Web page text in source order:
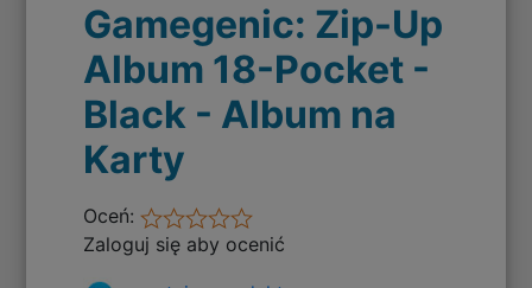
Gamegenic: Zip-Up
Album 18-Pocket -
Black - Album na
Karty
Oceń:
Zaloguj się aby ocenić